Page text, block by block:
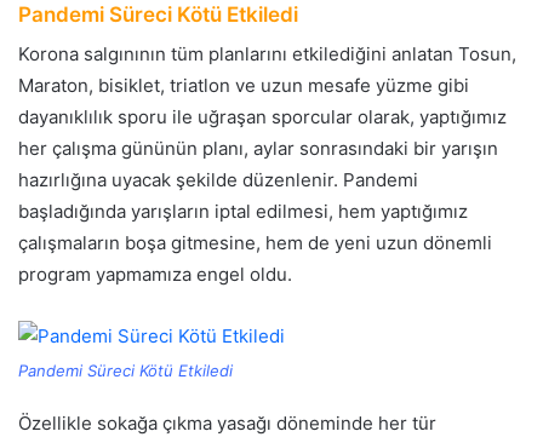
Pandemi Süreci Kötü Etkiledi
Korona salgınının tüm planlarını etkilediğini anlatan Tosun,
Maraton, bisiklet, triatlon ve uzun mesafe yüzme gibi
dayanıklılık sporu ile uğraşan sporcular olarak, yaptığımız
her çalışma gününün planı, aylar sonrasındaki bir yarışın
hazırlığına uyacak şekilde düzenlenir. Pandemi
başladığında yarışların iptal edilmesi, hem yaptığımız
çalışmaların boşa gitmesine, hem de yeni uzun dönemli
program yapmamıza engel oldu.
Pandemi Süreci Kötü Etkiledi
Özellikle sokağa çıkma yasağı döneminde her tür